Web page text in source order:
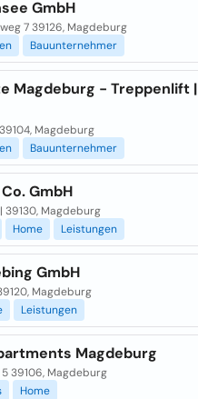
GmbH
7 39126, Magdeburg
Bauunternehmer
Magdeburg - Treppenlift |
Magdeburg
Bauunternehmer
GmbH
39130, Magdeburg
Home Leistungen
GmbH
Magdeburg
Leistungen
Magdeburg
39106, Magdeburg
Home